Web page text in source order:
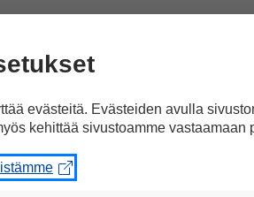
evästeitä. Evästeiden avulla
kehittää sivustoamme vastaamaan